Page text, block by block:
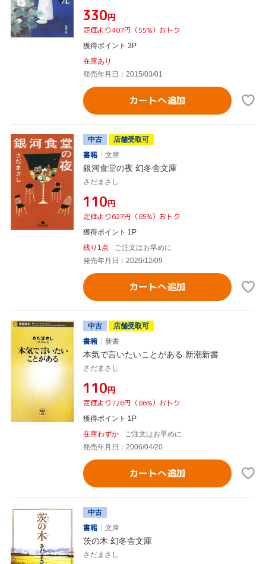
¥330円
定価より407円（55%）おトク
獲得ポイント 3P
在庫あり
発売年月日：2015/03/01
カートへ追加
中古
店舗受取可
書籍
文庫
銀河食堂の夜 幻冬舎文庫
さだまさし
¥110円
定価より627円（85%）おトク
獲得ポイント 1P
残り1点
ご注文はお早めに
発売年月日：2020/12/09
カートへ追加
中古
店舗受取可
書籍
新書
本気で言いたいことがある 新潮新書
さだまさし
¥110円
定価より726円（86%）おトク
獲得ポイント 1P
在庫わずか
ご注文はお早めに
発売年月日：2006/04/20
カートへ追加
中古
書籍
文庫
茨の木 幻冬舎文庫
さだまさし